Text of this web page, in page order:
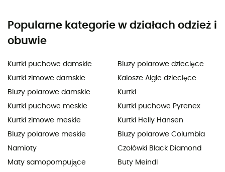
Popularne kategorie w działach odzież i
obuwie
Kurtki puchowe damskie
Kurtki zimowe damskie
Bluzy polarowe damskie
Kurtki puchowe meskie
Kurtki zimowe meskie
Bluzy polarowe meskie
Namioty
Maty samopompujące
Bluzy polarowe dziecięce
Kalosze Aigle dziecięce
Kurtki
Kurtki puchowe Pyrenex
Kurtki Helly Hansen
Bluzy polarowe Columbia
Czołówki Black Diamond
Buty Meindl